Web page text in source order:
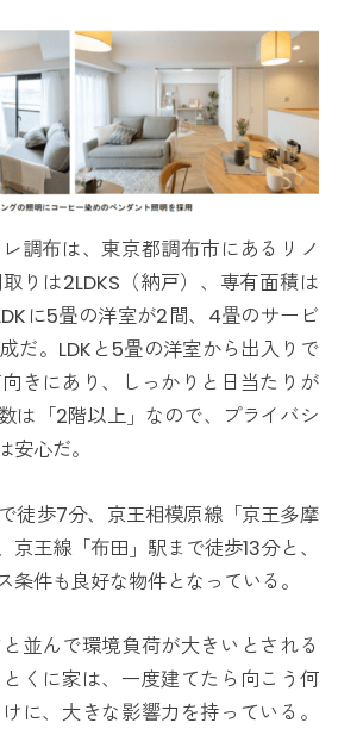
調布は、東京都調布市にあるリノ
りは2LDKS（納戸）、専有面積は
に5畳の洋室が2間、4畳のサービ
だ。LDKと5畳の洋室から出入りで
きにあり、しっかりと日当たりが
は「2階以上」なので、プライバシ
安心だ。
徒歩7分、京王相模原線「京王多摩
京王線「布田」駅まで徒歩13分と、
条件も良好な物件となっている。
並んで環境負荷が大きいとされる
くに家は、一度建てたら向こう何
に、大きな影響力を持っている。